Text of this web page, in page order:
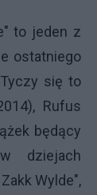
to jeden z
ostatniego
się to
Rufus
będący
dziejach
Wylde",